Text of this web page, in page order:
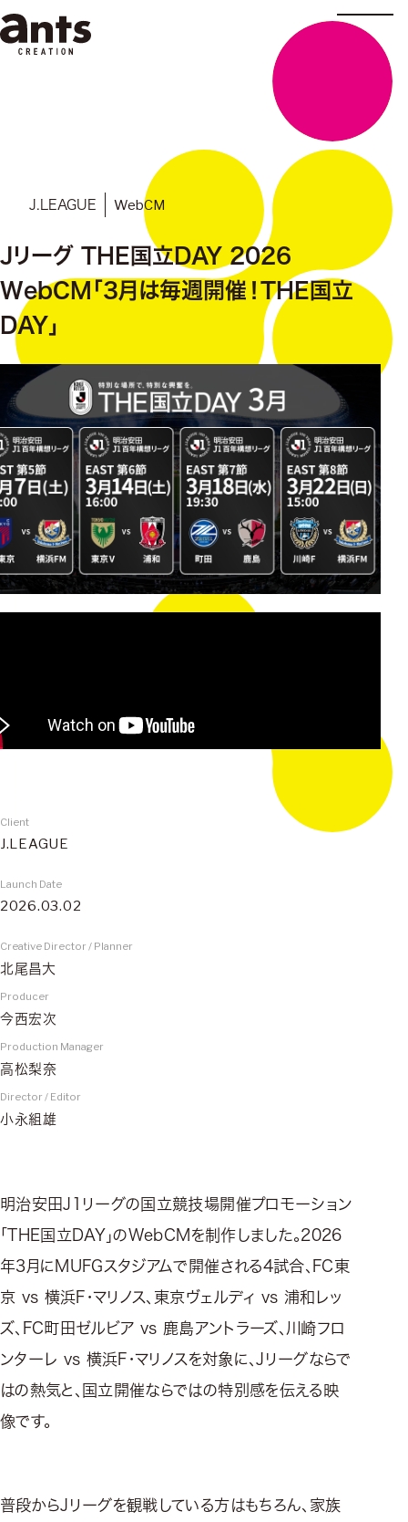
J.LEAGUE WebCM
Jリーグ THE国立DAY 2026
WebCM「3月は毎週開催！THE国立
DAY」
Client
J.LEAGUE
Launch Date
2026.03.02
Creative Director / Planner
北尾昌大
Producer
今西宏次
Production Manager
高松梨奈
Director / Editor
小永組雄
明治安田J1リーグの国立競技場開催プロモーション
「THE国立DAY」のWebCMを制作しました。2026
年3月にMUFGスタジアムで開催される4試合、FC東
京 vs 横浜F・マリノス、東京ヴェルディ vs 浦和レッ
ズ、FC町田ゼルビア vs 鹿島アントラーズ、川崎フロ
ンターレ vs 横浜F・マリノスを対象に、Jリーグならで
はの熱気と、国立開催ならではの特別感を伝える映
像です。
普段からJリーグを観戦している方はもちろん、家族